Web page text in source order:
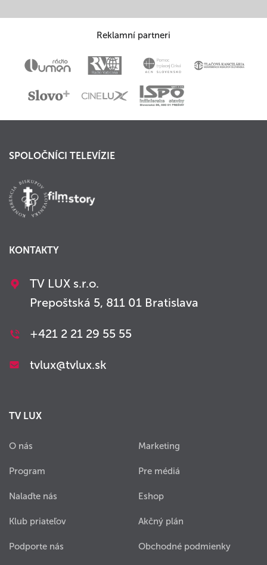
Reklamní partneri
SPOLOČNÍCI TELEVÍZIE
KONTAKTY
TV LUX s.r.o.
Prepoštská 5, 811 01 Bratislava
+421 2 21 29 55 55
tvlux@tvlux.sk
TV LUX
O nás
Program
Nalaďte nás
Klub priateľov
Podporte nás
Marketing
Pre médiá
Eshop
Akčný plán
Obchodné podmienky